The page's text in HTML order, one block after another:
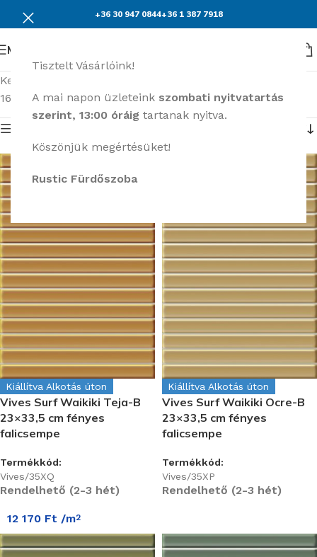
Tisztelt Vásárlóink!
A mai napon üzleteink szombati nyitvatartás
szerint, 13:00 óráig tartanak nyitva.
Köszönjük megértésüket!
Rustic Fürdőszoba
+36 30 947 0844+36 1 387 7918
Menü
Kezdőlap
16–30 termék, összesen 4795 db
Kiállítva Alkotás úton
Vives Surf Waikiki Teja-B
23×33,5 cm fényes
falicsempe
Termékkód:
Vives/35XQ
Rendelhető (2-3 hét)
Kiállítva Alkotás úton
Vives Surf Waikiki Ocre-B
23×33,5 cm fényes
falicsempe
Termékkód:
Vives/35XP
Rendelhető (2-3 hét)
12 170 Ft /m2